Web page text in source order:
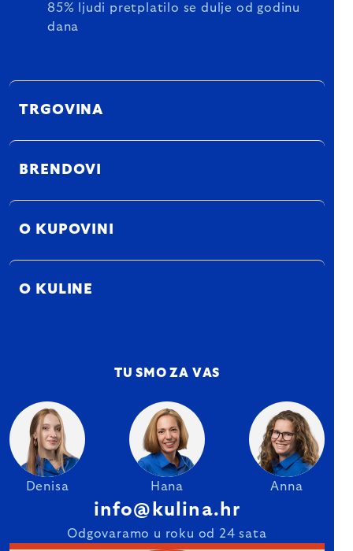
85% ljudi pretplatilo se dulje od godinu
dana
TRGOVINA
BRENDOVI
O KUPOVINI
O KULINE
TU SMO ZA VAS
Denisa Hana Anna
info@kulina.hr
Odgovaramo u roku od 24 sata